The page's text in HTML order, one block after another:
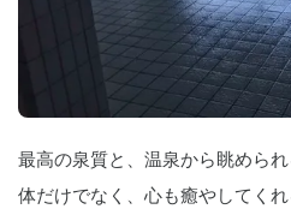
最高の泉質と、温泉から眺めら
体だけでなく、心も癒やしてく